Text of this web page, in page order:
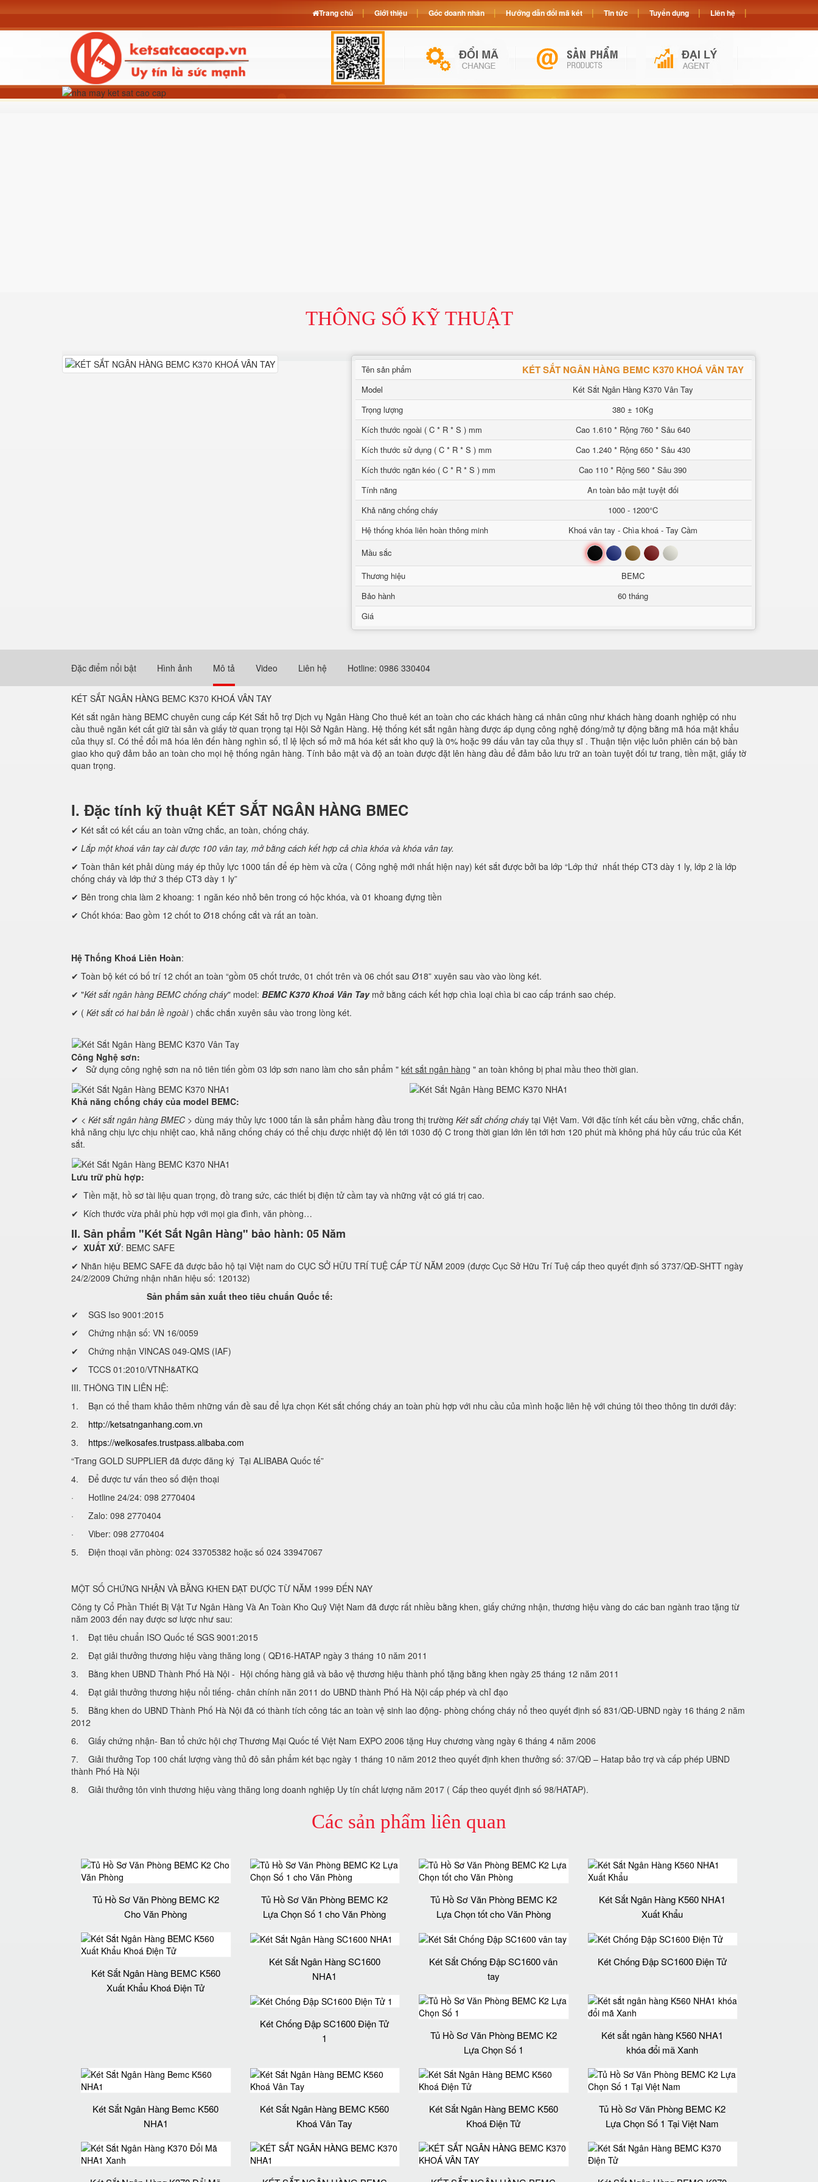
THÔNG SỐ KỸ THUẬT
Tên sản phẩm KÉT SẮT NGÂN HÀNG BEMC K370 KHOÁ VÂN TAY
Model
Két Sắt Ngân Hàng K370 Vân Tay
Trọng lượng
380 ± 10Kg
Kích thước ngoài ( C * R * S ) mm
Cao 1.610 * Rộng 760 * Sâu 640
Kích thước sử dụng ( C * R * S ) mm
Cao 1.240 * Rộng 650 * Sâu 430
Kích thước ngăn kéo ( C * R * S ) mm
Cao 110 * Rộng 560 * Sâu 390
Tính năng
An toàn bảo mật tuyệt đối
Khả năng chống cháy
1000 - 1200°C
Hệ thống khóa liên hoàn thông minh
Khoá vân tay - Chìa khoá - Tay Cầm
Mầu sắc
Đen Xanh Nâu Đỏ Trắng
Thương hiệu
BEMC
Bảo hành
60 tháng
Giá
Đặc điểm nổi bật Hình ảnh Mô tả Video Liên hệ Hotline: 0986 330404
KÉT SẮT NGÂN HÀNG BEMC K370 KHOÁ VÂN TAY
Két sắt ngân hàng BEMC chuyên cung cấp Két Sắt hỗ trợ Dịch vụ Ngân Hàng Cho thuê két an toàn cho các khách hàng cá nhân cũng như khách hàng doanh nghiệp có nhu
cầu thuê ngăn két cất giữ tài sản và giấy tờ quan trọng tại Hội Sở Ngân Hàng.​ Hệ thống két sắt ngân hàng được áp dụng công nghệ đóng/mở tự động bằng mã hóa mật khẩu
của thụy sĩ. Có thể đổi mã hóa lên đến hàng nghìn số, tỉ lệ lệch số mở mã hóa két sắt kho quỹ là 0% hoặc 99 dấu vân tay của thụy sĩ . Thuận tiện việc luôn phiên cán bộ bàn
giao kho quỹ đảm bảo an toàn cho mọi hệ thống ngân hàng. Tính bảo mật và độ an toàn được đặt lên hàng đầu để đảm bảo lưu trữ an toàn tuyệt đối tư trang, tiền mặt, giấy tờ
quan trọng.
I. Đặc tính kỹ thuật KÉT SẮT NGÂN HÀNG BMEC
✔ Két sắt có kết cấu an toàn vững chắc, an toàn, chống cháy.
✔ Lắp một khoá vân tay cài được 100 vân tay, mở bằng cách kết hợp cả chìa khóa và khóa vân tay.
✔ Toàn thân két phải dùng máy ép thủy lực 1000 tấn để ép hèm và cửa ( Công nghệ mới nhất hiện nay) két sắt được bởi ba lớp “Lớp thứ nhất thép CT3 dày 1 ly, lớp 2 là lớp
chống cháy và lớp thứ 3 thép CT3 dày 1 ly”
✔ Bên trong chia làm 2 khoang: 1 ngăn kéo nhỏ bên trong có hộc khóa, và 01 khoang đựng tiền
✔ Chốt khóa: Bao gồm 12 chốt to Ø18 chống cắt và rất an toàn.
Hệ Thống Khoá Liên Hoàn:
✔ Toàn bộ két có bố trí 12 chốt an toàn “gồm 05 chốt trước, 01 chốt trên và 06 chốt sau Ø18” xuyên sau vào vào lòng két.
✔ "Két sắt ngân hàng BEMC chống cháy" model: BEMC K370 Khoá Vân Taymở bằng cách kết hợp chìa loại chìa bi cao cấp tránh sao chép.
✔ ( Két sắt có hai bản lề ngoài) chắc chắn xuyên sâu vào trong lòng két.
Công Nghệ sơn:
✔ Sử dụng công nghệ sơn na nô tiên tiến gồm 03 lớp sơn nano làm cho sản phẩm " két sắt ngân hàng " an toàn không bị phai mầu theo thời gian.
Khả năng chống cháy của model BEMC:
✔ < Két sắt ngân hàng BMEC > dùng máy thủy lực 1000 tấn là sản phẩm hàng đầu trong thị trường Két sắt chống cháy tại Việt Vam. Với đặc tính kết cấu bền vững, chắc chắn,
khả năng chịu lực chịu nhiệt cao, khả năng chống cháy có thể chịu được nhiệt độ lên tới 1030 độ C trong thời gian lớn lên tới hơn 120 phút mà không phá hủy cấu trúc của Két
sắt.
Lưu trữ phù hợp:
✔ Tiền mặt, hồ sơ tài liệu quan trọng, đồ trang sức, các thiết bị điện tử cầm tay và những vật có giá trị cao.
✔ Kích thước vừa phải phù hợp với mọi gia đình, văn phòng…
II. Sản phẩm "Két Sắt Ngân Hàng" bảo hành: 05 Năm
✔ XUẤT XỨ: BEMC SAFE
✔ Nhãn hiệu BEMC SAFE đã được bảo hộ tại Việt nam do CỤC SỞ HỮU TRÍ TUỆ CẤP TỪ NĂM 2009 (được Cục Sở Hữu Trí Tuệ cấp theo quyết định số 3737/QĐ-SHTT ngày
24/2/2009 Chứng nhận nhãn hiệu số: 120132)
Sản phẩm sản xuất theo tiêu chuẩn Quốc tế:
✔ SGS Iso 9001:2015
✔ Chứng nhận số: VN 16/0059
✔ Chứng nhận VINCAS 049-QMS (IAF)
✔ TCCS 01:2010/VTNH&ATKQ
III. THÔNG TIN LIÊN HỆ:
1. Bạn có thể tham khảo thêm những vấn đề sau để lựa chọn Két sắt chống cháy an toàn phù hợp với nhu cầu của mình hoặc liên hệ với chúng tôi theo thông tin dưới đây:
2. http://ketsatnganhang.com.vn
3. https://welkosafes.trustpass.alibaba.com
“Trang GOLD SUPPLIER đã được đăng ký Tại ALIBABA Quốc tế”
4. Để được tư vấn theo số điện thoại
· Hotline 24/24: 098 2770404
· Zalo: 098 2770404
· Viber: 098 2770404
5. Điện thoại văn phòng: 024 33705382 hoặc số 024 33947067
MỘT SỐ CHỨNG NHẬN VÀ BẰNG KHEN ĐẠT ĐƯỢC TỪ NĂM 1999 ĐẾN NAY
Công ty Cổ Phần Thiết Bị Vật Tư Ngân Hàng Và An Toàn Kho Quỹ Việt Nam đã được rất nhiều bằng khen, giấy chứng nhận, thương hiệu vàng do các ban ngành trao tặng từ
năm 2003 đến nay được sơ lược như sau:
1. Đạt tiêu chuẩn ISO Quốc tế SGS 9001:2015
2. Đạt giải thưởng thương hiệu vàng thăng long ( QĐ16-HATAP ngày 3 tháng 10 năm 2011
3. Bằng khen UBND Thành Phố Hà Nội - Hội chống hàng giả và bảo vệ thương hiệu thành phố tặng bằng khen ngày 25 tháng 12 năm 2011
4. Đạt giải thưởng thương hiệu nổi tiếng- chân chính năn 2011 do UBND thành Phố Hà Nội cấp phép và chỉ đạo
5. Bằng khen do UBND Thành Phố Hà Nội đã có thành tích công tác an toàn vệ sinh lao động- phòng chống cháy nổ theo quyết định số 831/QĐ-UBND ngày 16 tháng 2 năm
2012
6. Giấy chứng nhận- Ban tổ chức hội chợ Thương Mại Quốc tế Việt Nam EXPO 2006 tặng Huy chương vàng ngày 6 tháng 4 năm 2006
7. Giải thưởng Top 100 chất lượng vàng thủ đô sản phẩm két bạc ngày 1 tháng 10 năm 2012 theo quyết định khen thưởng số: 37/QĐ – Hatap bảo trợ và cấp phép UBND
thành Phố Hà Nội
8. Giải thưởng tôn vinh thương hiệu vàng thăng long doanh nghiệp Uy tín chất lượng năm 2017 ( Cấp theo quyết định số 98/HATAP).
Các sản phẩm liên quan
Tủ Hồ Sơ Văn Phòng BEMC K2
Cho Văn Phòng
Tủ Hồ Sơ Văn Phòng BEMC K2
Lựa Chọn Số 1 cho Văn Phòng
Tủ Hồ Sơ Văn Phòng BEMC K2
Lựa Chọn tốt cho Văn Phòng
Két Sắt Ngân Hàng K560 NHA1
Xuất Khẩu
Két Sắt Ngân Hàng BEMC K560
Xuất Khẩu Khoá Điện Tử
Két Sắt Ngân Hàng SC1600
NHA1
Két Sắt Chống Đập SC1600 vân
tay
Két Chống Đập SC1600 Điện Tử
Két Chống Đập SC1600 Điện Tử
1
Tủ Hồ Sơ Văn Phòng BEMC K2
Lựa Chọn Số 1
Két sắt ngân hàng K560 NHA1
khóa đổi mã Xanh
Két Sắt Ngân Hàng Bemc K560
NHA1
Két Sắt Ngân Hàng BEMC K560
Khoá Vân Tay
Két Sắt Ngân Hàng BEMC K560
Khoá Điện Tử
Tủ Hồ Sơ Văn Phòng BEMC K2
Lựa Chọn Số 1 Tại Việt Nam
Trang chủ Giới thiệu Góc doanh nhân Hướng dẫn đổi mã két Tin tức Tuyển dụng Liên hệ